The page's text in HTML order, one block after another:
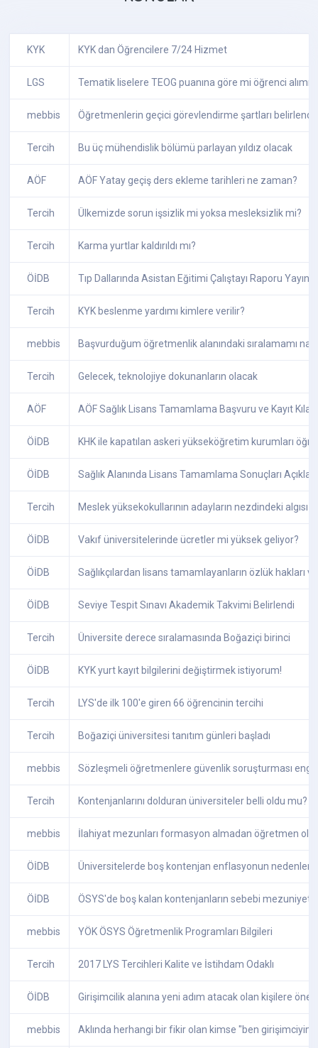
KYK KYK dan Öğrencilere 7/24 Hizmet
LGS Tematik liselere TEOG puanına göre mi öğrenci alımı
mebbis Öğretmenlerin geçici görevlendirme şartları belirlendi
Tercih Bu üç mühendislik bölümü parlayan yıldız olacak
AÖF AÖF Yatay geçiş ders ekleme tarihleri ne zaman?
Tercih Ülkemizde sorun işsizlik mi yoksa mesleksizlik mi?
Tercih Karma yurtlar kaldırıldı mı?
ÖİDB Tıp Dallarında Asistan Eğitimi Çalıştayı Raporu
Tercih KYK beslenme yardımı kimlere verilir?
mebbis Başvurduğum öğretmenlik alanındaki sıralamamı
Tercih Gelecek, teknolojiye dokunanların olacak
AÖF AÖF Sağlık Lisans Tamamlama Başvuru ve Kayıt
ÖİDB KHK ile kapatılan askeri yükseköğretim kurumları
ÖİDB Sağlık Alanında Lisans Tamamlama Sonuçları
Tercih Meslek yüksekokullarının adayların nezdindeki algısı
ÖİDB Vakıf üniversitelerinde ücretler mi yüksek geliyor?
ÖİDB Sağlıkçılardan lisans tamamlayanların özlük hakları
ÖİDB Seviye Tespit Sınavı Akademik Takvimi Belirlendi
Tercih Üniversite derece sıralamasında Boğaziçi birinci
ÖİDB KYK yurt kayıt bilgilerini değiştirmek istiyorum!
Tercih LYS'de ilk 100'e giren 66 öğrencinin tercihi
Tercih Boğaziçi üniversitesi tanıtım günleri başladı
mebbis Sözleşmeli öğretmenlere güvenlik soruşturması
Tercih Kontenjanlarını dolduran üniversiteler belli oldu mu?
mebbis İlahiyat mezunları formasyon almadan öğretmen
ÖİDB Üniversitelerde boş kontenjan enflasyonun nedenleri
ÖİDB ÖSYS'de boş kalan kontenjanların sebebi mezuniyet
mebbis YÖK ÖSYS Öğretmenlik Programları Bilgileri
Tercih 2017 LYS Tercihleri Kalite ve İstihdam Odaklı
ÖİDB Girişimcilik alanına yeni adım atacak olan kişilere
mebbis Aklında herhangi bir fikir olan kimse "ben